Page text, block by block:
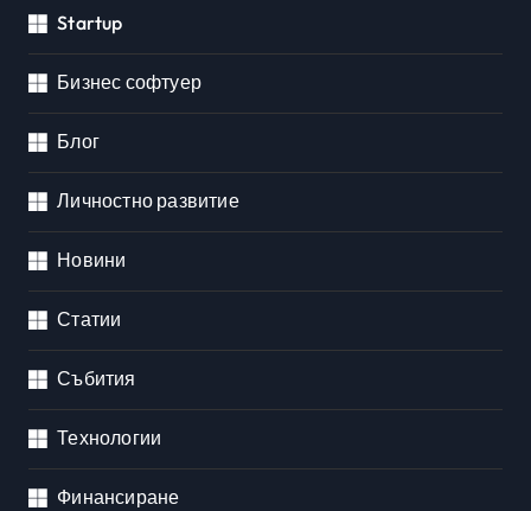
Startup
Бизнес софтуер
Блог
Личностно развитие
Новини
Статии
Събития
Технологии
Финансиране